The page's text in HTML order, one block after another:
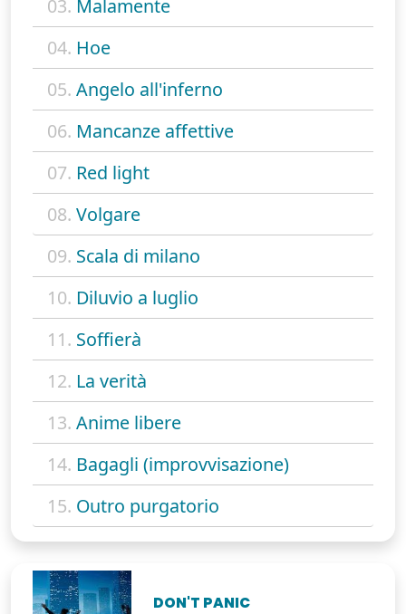
03. Malamente
04. Hoe
05. Angelo all'inferno
06. Mancanze affettive
07. Red light
08. Volgare
09. Scala di milano
10. Diluvio a luglio
11. Soffierà
12. La verità
13. Anime libere
14. Bagagli (improvvisazione)
15. Outro purgatorio
DON'T PANIC